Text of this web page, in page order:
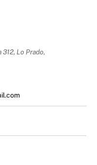
312, Lo Prado,